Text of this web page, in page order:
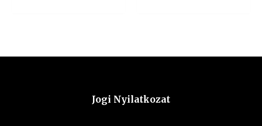
Jogi Nyilatkozat